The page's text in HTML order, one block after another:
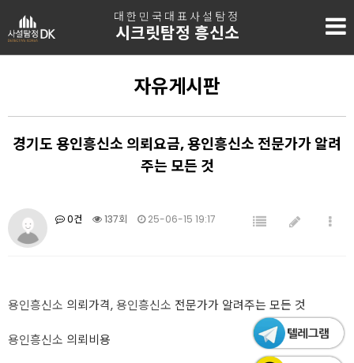
대한민국대표사설탐정
시크릿탐정 흥신소
자유게시판
경기도 용인흥신소 의뢰요금, 용인흥신소 전문가가 알려
주는 모든 것
0건 137회 25-06-15 19:17
용인흥신소 의뢰가격,용인흥신소 전문가가 알려주는 모든 것
용인흥신소 의뢰비용